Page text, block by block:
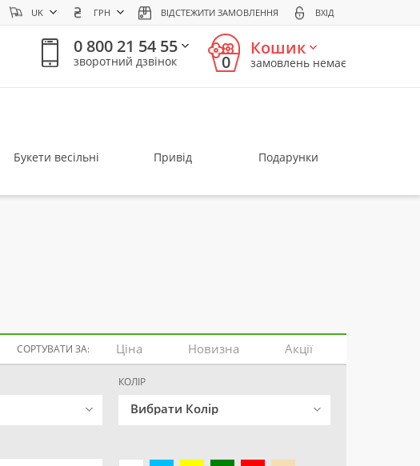
UK ГРН ВІДСТЕЖИТИ ЗАМОВЛЕННЯ ВХІД
0 800 21 54 55
зворотний дзвінок 0
Кошик
замовлень немає
Букети весільні Привід Подарунки
СОРТУВАТИ ЗА: Ціна Новизна Акції
КОЛІР
Вибрати Колір